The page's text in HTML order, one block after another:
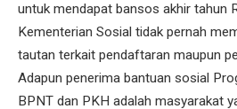
untuk mendapat bansos akhir tahun
Kementerian Sosial tidak pernah
tautan terkait pendaftaran maupun
Adapun penerima bantuan sosial
BPNT dan PKH adalah masyarakat